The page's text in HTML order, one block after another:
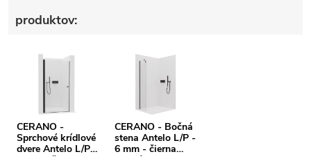
produktov:
CERANO -
Sprchové krídlové
dvere Antelo L/P -
CERANO - Bočná
stena Antelo L/P -
6 mm - čierna